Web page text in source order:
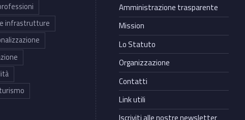
infrastrutture
Amministrazione trasparente
Mission
Lo Statuto
Organizzazione
Contatti
Link utili